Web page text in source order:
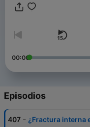
00:00
Episodios
407 - ¿Fractura interna